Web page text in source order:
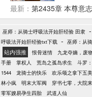
名！ 众人
圣孙悟空
神像被苏
最新： 第2435章 本尊意
巫师：从骑士呼吸法开始肝经验 田隶 -
呼吸法开始肝经验txt下载 - 巫师：从
站内强推 恨骨迷情 九龙夺嫡，废
手册
掌权人 荒岛之孤岛求生 斗罗
1544
龙骑士的快乐 欢乐颂之拿下五
林小疯
明末大军阀 穿书七零，大院
零军嫂易孕生四胎
武道人仙